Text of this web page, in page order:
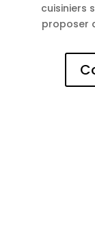
cuisiniers
proposer